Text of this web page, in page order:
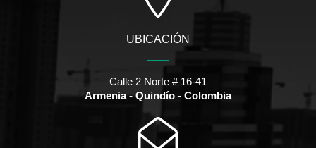
UBICACIÓN
Calle 2 Norte # 16-41
Armenia - Quindío - Colombia